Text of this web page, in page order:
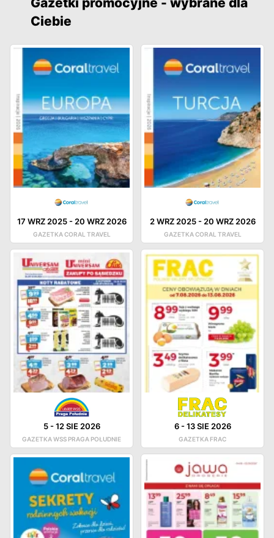
Ciebie
17 WRZ 2025- 20 WRZ 2026
GAZETKA CORAL TRAVEL
2 WRZ 2025- 20 WRZ 2026
GAZETKA CORAL TRAVEL
5-12 SIE 2026
GAZETKA WSS PRAGA POŁUDNIE
6-13 SIE 2026
GAZETKA FRAC